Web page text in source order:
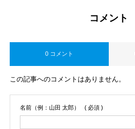
コメント
0 コメント
この記事へのコメントはありません。
名前（例：山田 太郎） ( 必須 )